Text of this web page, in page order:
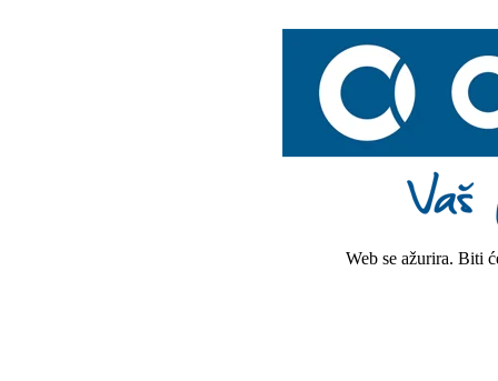
Web se ažurira. Biti